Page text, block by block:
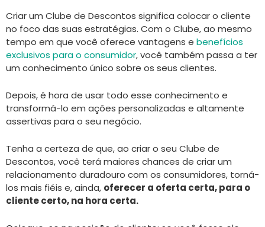
Criar um Clube de Descontos significa colocar o cliente
no foco das suas estratégias. Com o Clube, ao mesmo
tempo em que você oferece vantagens e benefícios
exclusivos para o consumidor, você também passa a ter
um conhecimento único sobre os seus clientes.
Depois, é hora de usar todo esse conhecimento e
transformá-lo em ações personalizadas e altamente
assertivas para o seu negócio.
Tenha a certeza de que, ao criar o seu Clube de
Descontos, você terá maiores chances de criar um
relacionamento duradouro com os consumidores, torná-
los mais fiéis e, ainda, oferecer a oferta certa, para o
cliente certo, na hora certa.